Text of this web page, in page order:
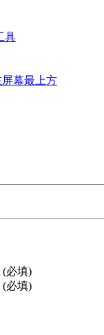
具
幕最上方
(必填)
(必填)